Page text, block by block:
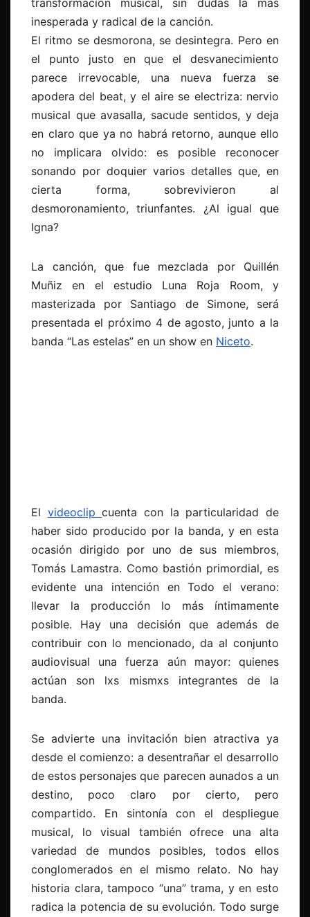
inesperada y radical de la canción.
El ritmo se desmorona, se desintegra. Pero en
el punto justo en que el desvanecimiento
parece irrevocable, una nueva fuerza se
apodera del beat, y el aire se electriza: nervio
musical que avasalla, sacude sentidos, y deja
en claro que ya no habrá retorno, aunque ello
no implicara olvido: es posible reconocer
sonando por doquier varios detalles que, en
cierta forma, sobrevivieron al
desmoronamiento, triunfantes. ¿Al igual que
Igna?
La canción, que fue mezclada por Quillén
Muñiz en el estudio Luna Roja Room, y
masterizada por Santiago de Simone, será
presentada el próximo 4 de agosto, junto a la
banda “Las estelas” en un show en Niceto.
El videoclipcuenta con la particularidad de
haber sido producido por la banda, y en esta
ocasión dirigido por uno de sus miembros,
Tomás Lamastra. Como bastión primordial, es
evidente una intención en Todo el verano:
llevar la producción lo más íntimamente
posible. Hay una decisión que además de
contribuir con lo mencionado, da al conjunto
audiovisual una fuerza aún mayor: quienes
actúan son lxs mismxs integrantes de la
banda.
Se advierte una invitación bien atractiva ya
desde el comienzo: a desentrañar el desarrollo
de estos personajes que parecen aunados a un
destino, poco claro por cierto, pero
compartido. En sintonía con el despliegue
musical, lo visual también ofrece una alta
variedad de mundos posibles, todos ellos
conglomerados en el mismo relato. No hay
historia clara, tampoco “una” trama, y en esto
radica la potencia de su evolución. Todo surge